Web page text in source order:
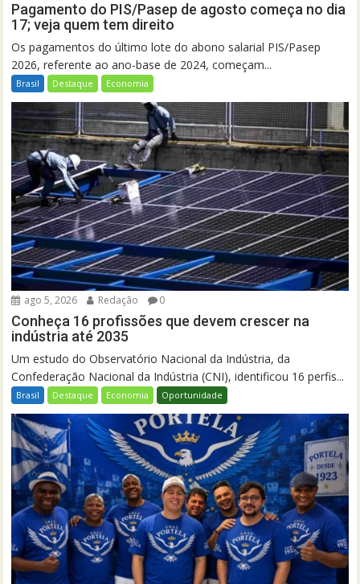
Pagamento do PIS/Pasep de agosto começa no dia
17; veja quem tem direito
Os pagamentos do último lote do abono salarial PIS/Pasep
2026, referente ao ano-base de 2024, começam...
Brasil Destaque Economia
ago 5, 2026 Redação 0
Conheça 16 profissões que devem crescer na
indústria até 2035
Um estudo do Observatório Nacional da Indústria, da
Confederação Nacional da Indústria (CNI), identificou 16 perfis...
Brasil Destaque Economia Oportunidade